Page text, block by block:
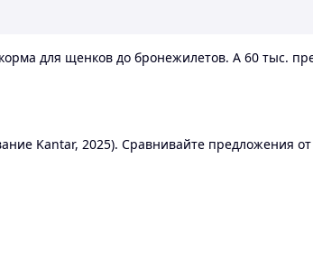
для щенков до бронежилетов. А 60 тыс.
Kantar, 2025). Сравнивайте предложения